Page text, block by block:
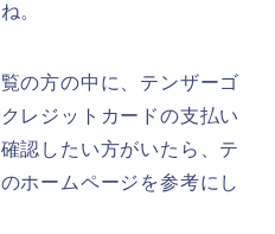
。
の方の中に、テンザーゴ
レジットカードの支払い
認したい方がいたら、テ
ホームページを参考にし